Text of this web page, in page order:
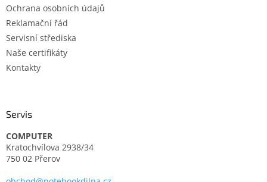
Ochrana osobních údajů
Reklamační řád
Servisní střediska
Naše certifikáty
Kontakty
Servis
COMPUTER
Kratochvílova 2938/34
750 02 Přerov